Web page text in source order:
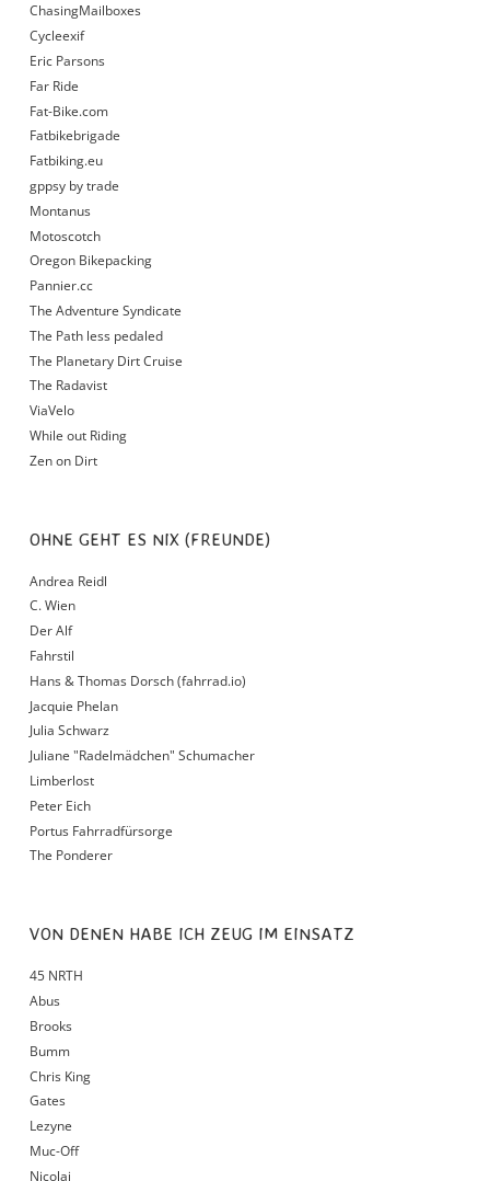
ChasingMailboxes
Cycleexif
Eric Parsons
Far Ride
Fat-Bike.com
Fatbikebrigade
Fatbiking.eu
gppsy by trade
Montanus
Motoscotch
Oregon Bikepacking
Pannier.cc
The Adventure Syndicate
The Path less pedaled
The Planetary Dirt Cruise
The Radavist
ViaVelo
While out Riding
Zen on Dirt
OHNE GEHT ES NIX (FREUNDE)
Andrea Reidl
C. Wien
Der Alf
Fahrstil
Hans & Thomas Dorsch (fahrrad.io)
Jacquie Phelan
Julia Schwarz
Juliane "Radelmädchen" Schumacher
Limberlost
Peter Eich
Portus Fahrradfürsorge
The Ponderer
VON DENEN HABE ICH ZEUG IM EINSATZ
45 NRTH
Abus
Brooks
Bumm
Chris King
Gates
Lezyne
Muc-Off
Nicolai